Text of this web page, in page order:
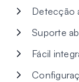
Detecção
Suporte
Fácil